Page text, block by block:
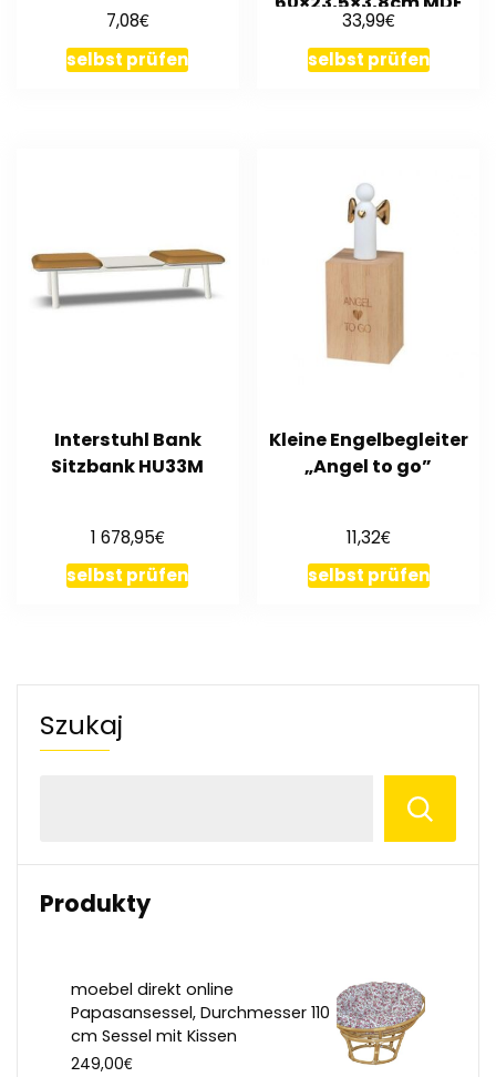
7,08€
selbst prüfen
33,99€
selbst prüfen
Interstuhl Bank
Sitzbank HU33M
1 678,95€
selbst prüfen
Kleine Engelbegleiter
„Angel to go”
11,32€
selbst prüfen
Szukaj
Produkty
moebel direkt online
Papasansessel, Durchmesser 110
cm Sessel mit Kissen
249,00€